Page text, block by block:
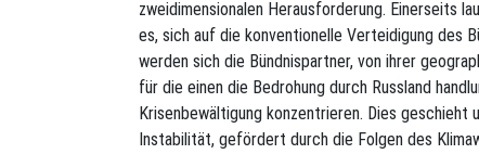
zweidimensionalen Herausforderung. Einerseits
es, sich auf die konventionelle Verteidigung des
werden sich die Bündnispartner, von ihrer
für die einen die Bedrohung durch Russland
Krisenbewältigung konzentrieren. Dies
Instabilität, gefördert durch die Folgen des